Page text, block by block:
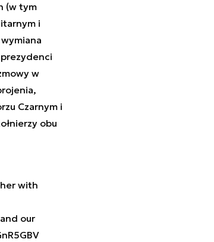
(w tym
i
w
Czarnym i
obu
with
our